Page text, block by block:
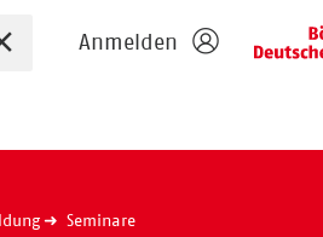
Sucheingabe zurücksetzen
Anmelden
Seminare